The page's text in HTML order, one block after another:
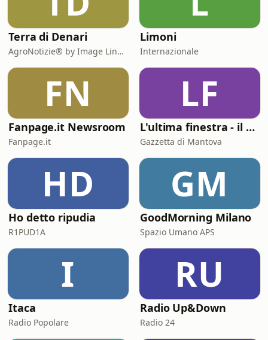
Terra di Denari
AgroNotizie® by Image Line®
Limoni
Internazionale
FN
Fanpage.it Newsroom
Fanpage.it
LF
L'ultima finestra - il caso David Rossi
Gazzetta di Mantova
HD
Ho detto ripudia
R1PUD1A
GM
GoodMorning Milano
Spazio Umano APS
I
Itaca
Radio Popolare
RU
Radio Up&Down
Radio 24